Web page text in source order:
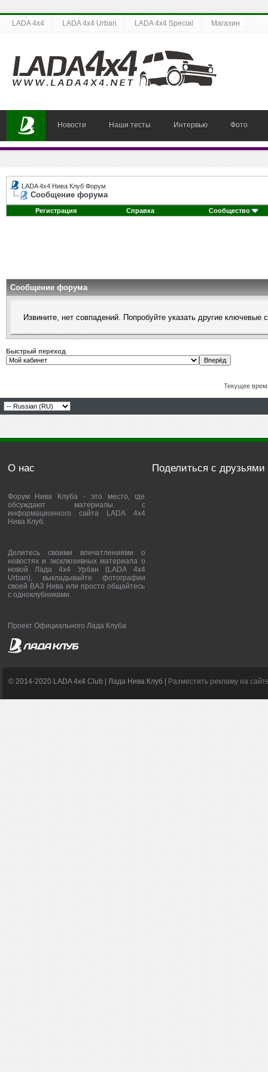
LADA 4x4 LADA 4x4 Urban LADA 4x4 Special Магазин
Новости Наши тесты Интервью Фото
LADA 4x4 Нива Клуб Форум
Сообщение форума
Регистрация Справка Сообщество
Сообщение форума
Извините, нет совпадений. Попробуйте указать другие ключевые
Быстрый переход
Текущее
О нас
Форум Нива Клуба - это место, где
обсуждают материалы с
информационного сайта LADA 4x4
Нива Клуб.
Делитесь своими впечатлениями о
новостях и эксклюзивных материала о
новой Лада 4х4 Урбан (LADA 4x4
Urban), выкладывайте фотографии
своей ВАЗ Нива или просто общайтесь
с одноклубниками.
Проект Официального Лада Клуба
Поделиться с друзьями
© 2014-2020 LADA 4x4 Club | Лада Нива Клуб | Разместить рекламу на